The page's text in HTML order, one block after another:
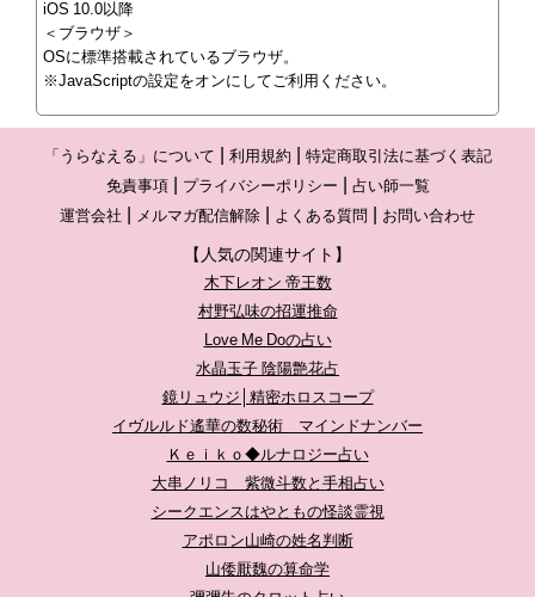
iOS 10.0以降
＜ブラウザ＞
OSに標準搭載されているブラウザ。
※JavaScriptの設定をオンにしてご利用ください。
「うらなえる」について 利用規約
特定商取引法に基づく表記
免責事項
プライバシーポリシー
占い師一覧
運営会社
メルマガ配信解除 よくある質問 お問い合わせ
【人気の関連サイト】
木下レオン 帝王数
村野弘味の招運推命
Love Me Doの占い
水晶玉子 陰陽艶花占
鏡リュウジ│精密ホロスコープ
イヴルルド遙華の数秘術 マインドナンバー
Ｋｅｉｋｏ◆ルナロジー占い
大串ノリコ 紫微斗数と手相占い
シークエンスはやともの怪談霊視
アポロン山崎の姓名判断
山倭厭魏の算命学